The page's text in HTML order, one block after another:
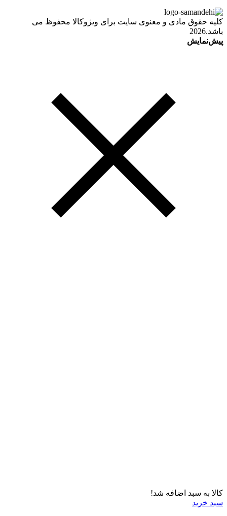
کلیه حقوق مادی و معنوی سایت برای ویژوکالا محفوظ می
باشد.2026
پیش‌نمایش
کالا به سبد اضافه شد!
سبد خرید